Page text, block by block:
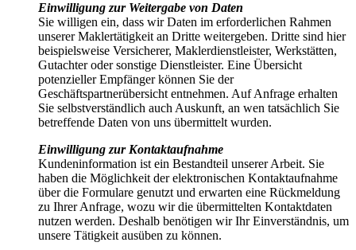
Einwilligung zur Weitergabe von Daten
Sie willigen ein, dass wir Daten im erforderlichen Rahmen
unserer Maklertätigkeit an Dritte weitergeben. Dritte sind hier
beispielsweise Versicherer, Maklerdienstleister, Werkstätten,
Gutachter oder sonstige Dienstleister. Eine Übersicht
potenzieller Empfänger können Sie der
Geschäftspartnerübersicht entnehmen. Auf Anfrage erhalten
Sie selbstverständlich auch Auskunft, an wen tatsächlich Sie
betreffende Daten von uns übermittelt wurden.
Einwilligung zur Kontaktaufnahme
Kundeninformation ist ein Bestandteil unserer Arbeit. Sie
haben die Möglichkeit der elektronischen Kontaktaufnahme
über die Formulare genutzt und erwarten eine Rückmeldung
zu Ihrer Anfrage, wozu wir die übermittelten Kontaktdaten
nutzen werden. Deshalb benötigen wir Ihr Einverständnis, um
unsere Tätigkeit ausüben zu können.